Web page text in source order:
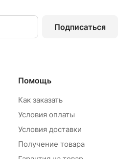
Подписаться
Помощь
Как заказать
Условия оплаты
Условия доставки
Получение товара